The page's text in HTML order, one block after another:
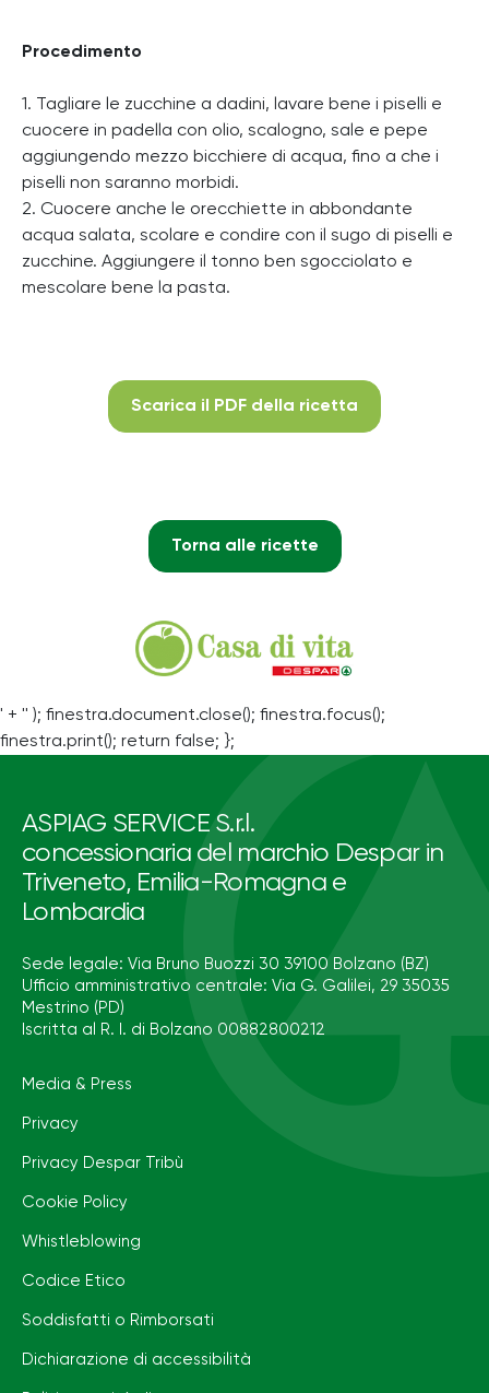
Procedimento
1. Tagliare le zucchine a dadini, lavare bene i piselli e
cuocere in padella con olio, scalogno, sale e pepe
aggiungendo mezzo bicchiere di acqua, fino a che i
piselli non saranno morbidi.
2. Cuocere anche le orecchiette in abbondante
acqua salata, scolare e condire con il sugo di piselli e
zucchine. Aggiungere il tonno ben sgocciolato e
mescolare bene la pasta.
Scarica il PDF della ricetta
Torna alle ricette
' + '' ); finestra.document.close(); finestra.focus();
finestra.print(); return false; };
ASPIAG SERVICE S.r.l.
concessionaria del marchio Despar in
Triveneto, Emilia-Romagna e
Lombardia
Sede legale: Via Bruno Buozzi 30 39100 Bolzano (BZ)
Ufficio amministrativo centrale: Via G. Galilei, 29 35035
Mestrino (PD)
Iscritta al R. I. di Bolzano 00882800212
Media & Press
Privacy
Privacy Despar Tribù
Cookie Policy
Whistleblowing
Codice Etico
Soddisfatti o Rimborsati
Dichiarazione di accessibilità